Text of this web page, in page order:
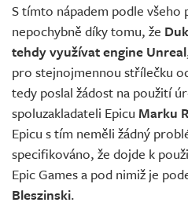
S tímto nápadem podle všeho
nepochybně díky tomu, že
tehdy využívat engine Unreal
pro stejnojmennou střílečku
tedy poslal žádost na použití
spoluzakladateli Epicu Marku
Epicu s tím neměli žádný
specifikováno, že dojde k
Epic Games a pod nimiž je
Bleszinski.